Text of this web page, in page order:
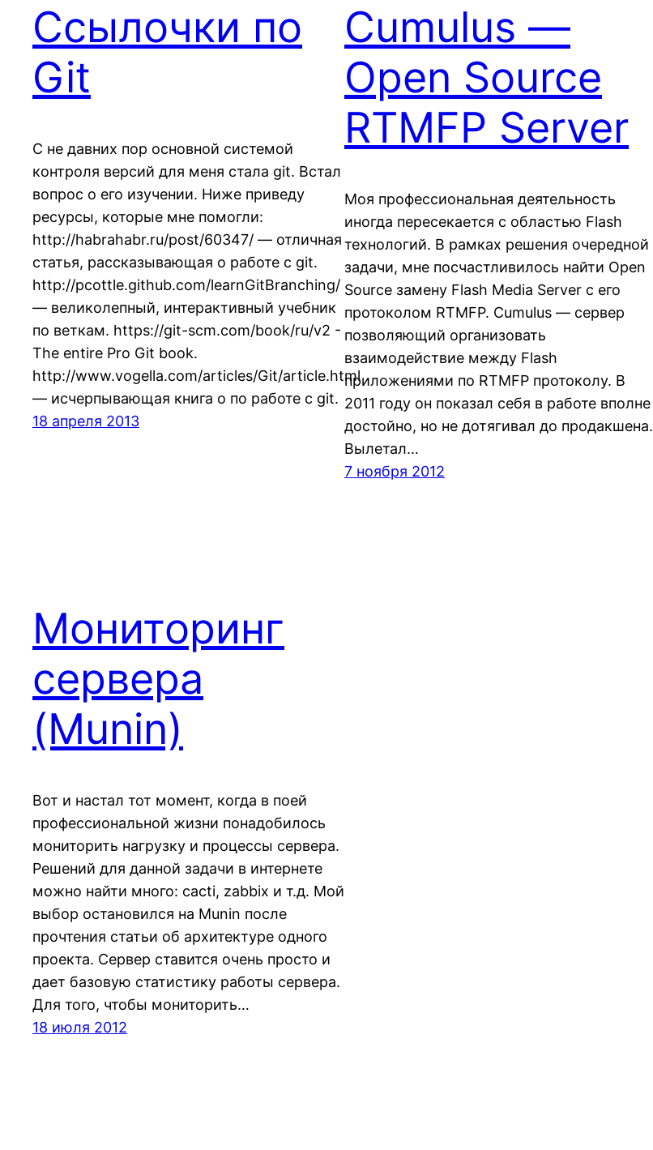
Ссылочки по
Git
С не давних пор основной системой
контроля версий для меня стала git. Встал
вопрос о его изучении. Ниже приведу
ресурсы, которые мне помогли:
http://habrahabr.ru/post/60347/ — отличная
статья, рассказывающая о работе с git.
http://pcottle.github.com/learnGitBranching/
— великолепный, интерактивный учебник
по веткам. https://git-scm.com/book/ru/v2 -
The entire Pro Git book.
http://www.vogella.com/articles/Git/article.html
— исчерпывающая книга о по работе с git.
18 апреля 2013
Cumulus —
Open Source
RTMFP Server
Моя профессиональная деятельность
иногда пересекается с областью Flash
технологий. В рамках решения очередной
задачи, мне посчастливилось найти Open
Source замену Flash Media Server с его
протоколом RTMFP. Cumulus — сервер
позволяющий организовать
взаимодействие между Flash
приложениями по RTMFP протоколу. В
2011 году он показал себя в работе вполне
достойно, но не дотягивал до продакшена.
Вылетал…
7 ноября 2012
Мониторинг
сервера
(Munin)
Вот и настал тот момент, когда в поей
профессиональной жизни понадобилось
мониторить нагрузку и процессы сервера.
Решений для данной задачи в интернете
можно найти много: cacti, zabbix и т.д. Мой
выбор остановился на Munin после
прочтения статьи об архитектуре одного
проекта. Сервер ставится очень просто и
дает базовую статистику работы сервера.
Для того, чтобы мониторить…
18 июля 2012